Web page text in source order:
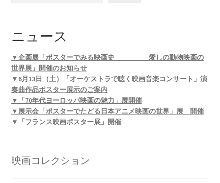
ニュース
▼企画展「ポスターでみる映画史 愛しの動物映画の
世界展」開催のお知らせ
▼6月13日（土）「オーケストラで聴く映画音楽コンサート」演
奏曲作品ポスター展示のご案内
▼「70年代ヨーロッパ映画の魅力」展開催
▼展示会「ポスターでたどる日本アニメ映画の世界」展 開催
▼「フランス映画ポスター展」開催
映画コレクション